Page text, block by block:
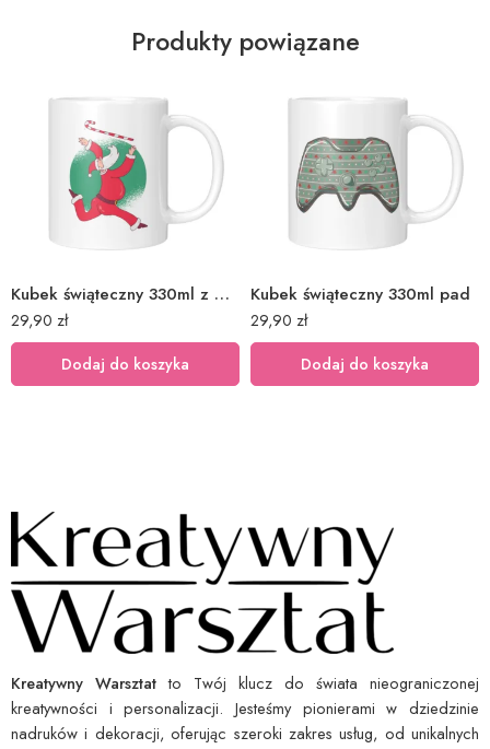
Produkty powiązane
Kubek świąteczny 330ml z Mikołajem 3
29,90 zł
Dodaj do koszyka
Kubek świąteczny 330ml pad
29,90 zł
Dodaj do koszyka
Kreatywny Warsztat to Twój klucz do świata nieograniczonej
kreatywności i personalizacji. Jesteśmy pionierami w dziedzinie
nadruków i dekoracji, oferując szeroki zakres usług, od unikalnych